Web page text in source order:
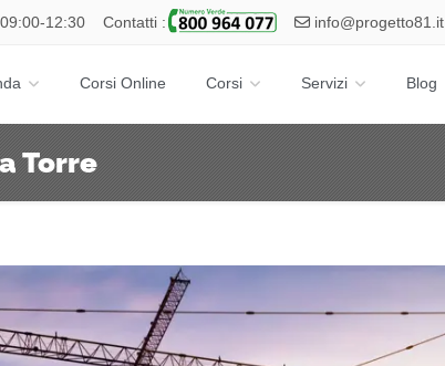
12:30 Contatti : info@progetto81.it
Corsi Online Corsi Servizi Blog
Torre